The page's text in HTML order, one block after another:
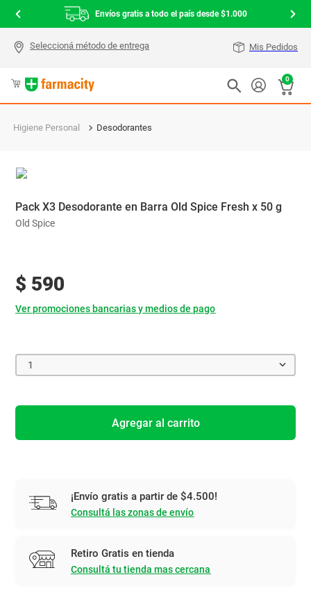
Envíos gratis a todo el país desde $1.000
Mis Pedidos
0
Higiene Personal Desodorantes
Pack X3 Desodorante en Barra Old Spice Fresh x 50 g
Old Spice
$ 590
Ver promociones bancarias y medios de pago
1
Agregar al carrito
¡Envío gratis a partir de $4.500!
Consultá las zonas de envío
Retiro Gratis en tienda
Consultá tu tienda mas cercana